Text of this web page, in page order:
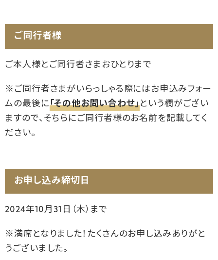
ご同行者様
ご本人様とご同行者さまおひとりまで
※ご同行者さまがいらっしゃる際にはお申込みフォー
ムの最後に「その他お問い合わせ」という欄がござい
ますので、そちらにご同行者様のお名前を記載してく
ださい。
お申し込み締切日
2024年10月31日（木）まで
※満席となりました！たくさんのお申し込みありがと
うございました。